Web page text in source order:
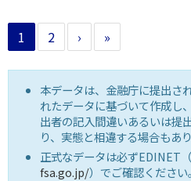
1 2 › »
本データは、金融庁に提出さ
れたデータに基づいて作成し
出者の記入間違いあるいは提
り、実態と相違する場合もあり
正式なデータは必ずEDINET（
fsa.go.jp/）でご確認ください。